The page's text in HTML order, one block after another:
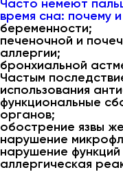
Часто немеют
время сна: почему
беременности;
печеночной и
аллергии;
бронхиальной
Частым
использования
функциональные
органов;
обострение язвы
нарушение
нарушение
аллергическая